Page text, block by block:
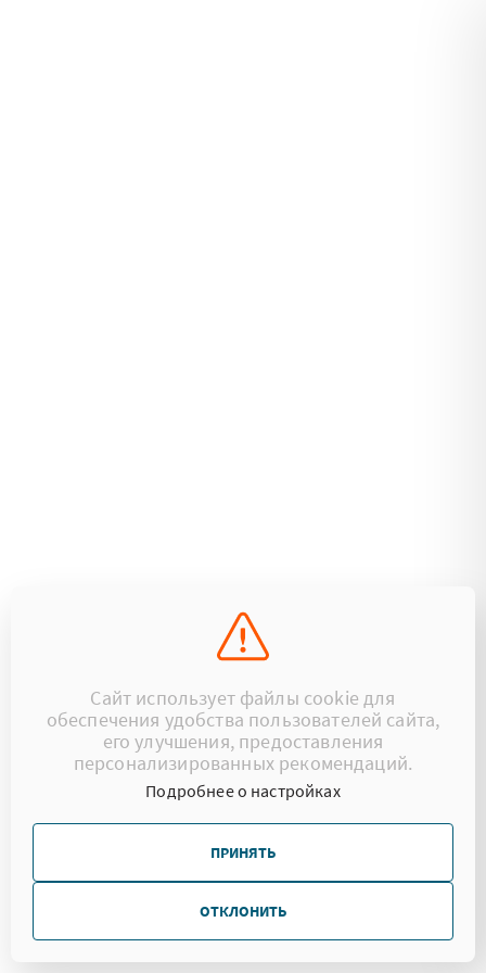
Сайт использует файлы cookie для
обеспечения удобства пользователей сайта,
его улучшения, предоставления
персонализированных рекомендаций.
Подробнее о настройках
ПРИНЯТЬ
ОТКЛОНИТЬ